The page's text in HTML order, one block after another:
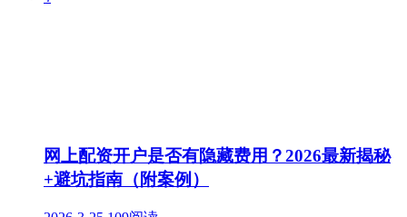
网上配资开户是否有隐藏费用？2026最新揭秘
+避坑指南（附案例）